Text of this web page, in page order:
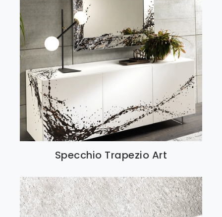
Specchio Trapezio Art